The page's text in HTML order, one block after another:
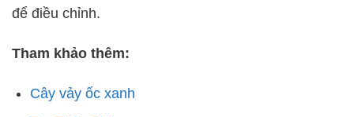
để điều chỉnh.
Tham khảo thêm:
Cây vảy ốc xanh